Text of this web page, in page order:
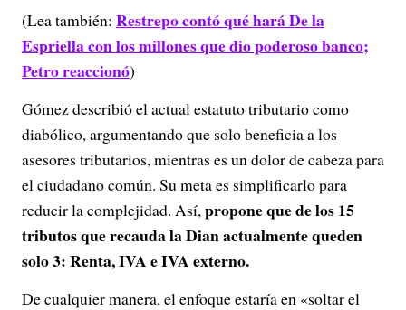
(Lea también: Restrepo contó qué hará De la
Espriella con los millones que dio poderoso banco;
Petro reaccionó)
Gómez describió el actual estatuto tributario como
diabólico, argumentando que solo beneficia a los
asesores tributarios, mientras es un dolor de cabeza para
el ciudadano común. Su meta es simplificarlo para
reducir la complejidad. Así,propone que de los 15
tributos que recauda la Dian actualmente queden
solo 3: Renta, IVA e IVA externo.
De cualquier manera, el enfoque estaría en «soltar el